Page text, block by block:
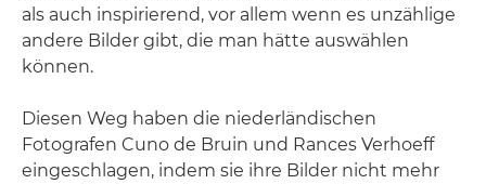
als auch inspirierend, vor allem wenn es unzählige
andere Bilder gibt, die man hätte auswählen
können.
Diesen Weg haben die niederländischen
Fotografen Cuno de Bruin und Rances Verhoeff
eingeschlagen, indem sie ihre Bilder nicht mehr